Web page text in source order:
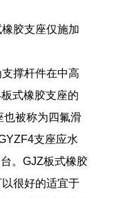
胶支座仅施加
撑杆件在中高
式橡胶支座的
也被称为四氟滑
支座应水
。GJZ板式橡胶
很好的适宜于